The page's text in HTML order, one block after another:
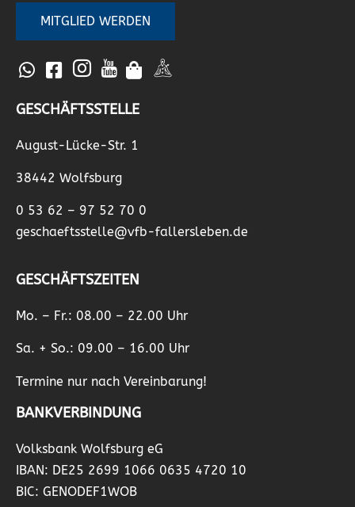
MITGLIED WERDEN
GESCHÄFTSSTELLE
August-Lücke-Str. 1
38442 Wolfsburg
0 53 62 – 97 52 70 0
geschaeftsstelle@vfb-fallersleben.de
GESCHÄFTSZEITEN
Mo. – Fr.: 08.00 – 22.00 Uhr
Sa. + So.: 09.00 – 16.00 Uhr
Termine nur nach Vereinbarung!
BANKVERBINDUNG
Volksbank Wolfsburg eG
IBAN: DE25 2699 1066 0635 4720 10
BIC: GENODEF1WOB